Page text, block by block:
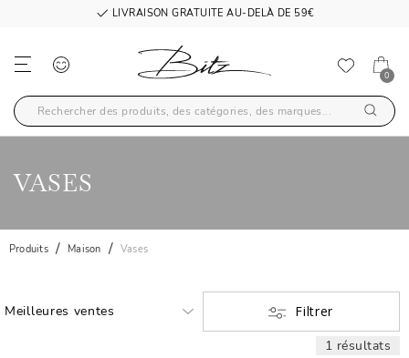
LIVRAISON GRATUITE AU-DELÀ DE 59€
0
VASES
Produits Maison Vases
Filtrer
1 résultats